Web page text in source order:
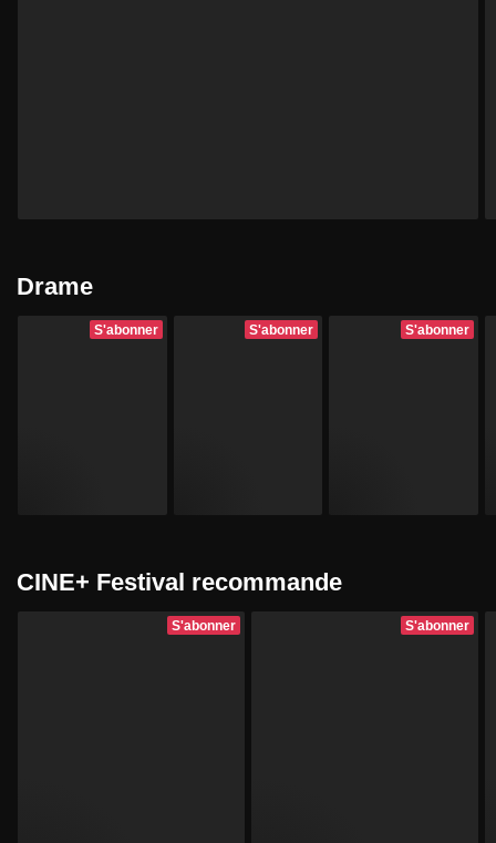
Drame
S'abonner S'abonner S'abonner
CINE+ Festival recommande
S'abonner S'abonner